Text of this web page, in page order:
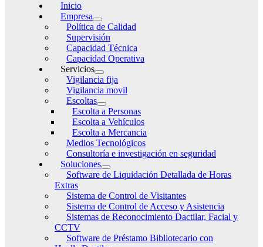
Inicio
Empresa
Política de Calidad
Supervisión
Capacidad Técnica
Capacidad Operativa
Servicios
Vigilancia fija
Vigilancia movil
Escoltas
Escolta a Personas
Escolta a Vehículos
Escolta a Mercancia
Medios Tecnológicos
Consultoría e investigación en seguridad
Soluciones
Software de Liquidación Detallada de Horas
Extras
Sistema de Control de Visitantes
Sistema de Control de Acceso y Asistencia
Sistemas de Reconocimiento Dactilar, Facial y
CCTV
Software de Préstamo Bibliotecario con